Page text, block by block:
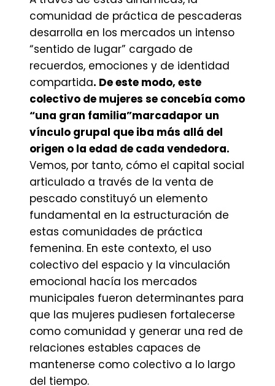
comunidad de práctica de pescaderas
desarrolla en los mercados un intenso
“sentido de lugar” cargado de
recuerdos, emociones y de identidad
compartida. De este modo, este
colectivo de mujeres se concebía como
“una gran familia”marcadapor un
vínculo grupal que iba más allá del
origen o la edad de cada vendedora.
Vemos, por tanto, cómo el capital social
articulado a través de la venta de
pescado constituyó un elemento
fundamental en la estructuración de
estas comunidades de práctica
femenina. En este contexto, el uso
colectivo del espacio y la vinculación
emocional hacía los mercados
municipales fueron determinantes para
que las mujeres pudiesen fortalecerse
como comunidad y generar una red de
relaciones estables capaces de
mantenerse como colectivo a lo largo
del tiempo.